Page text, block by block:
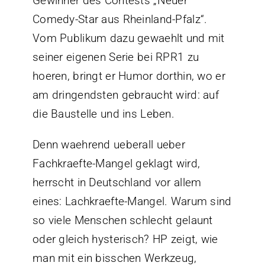
Comedy-Star aus Rheinland-Pfalz“.
Vom Publikum dazu gewaehlt und mit
seiner eigenen Serie bei RPR1 zu
hoeren, bringt er Humor dorthin, wo er
am dringendsten gebraucht wird: auf
die Baustelle und ins Leben.
Denn waehrend ueberall ueber
Fachkraefte-Mangel geklagt wird,
herrscht in Deutschland vor allem
eines: Lachkraefte-Mangel. Warum sind
so viele Menschen schlecht gelaunt
oder gleich hysterisch? HP zeigt, wie
man mit ein bisschen Werkzeug,